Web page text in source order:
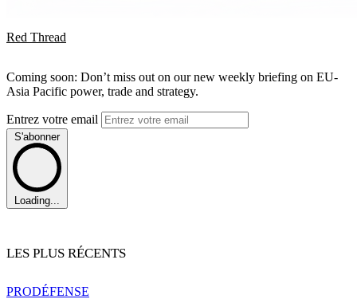
Red Thread
Coming soon: Don’t miss out on our new weekly briefing on EU-
Asia Pacific power, trade and strategy.
Entrez votre email
S'abonner
Loading...
LES PLUS RÉCENTS
PRODÉFENSE